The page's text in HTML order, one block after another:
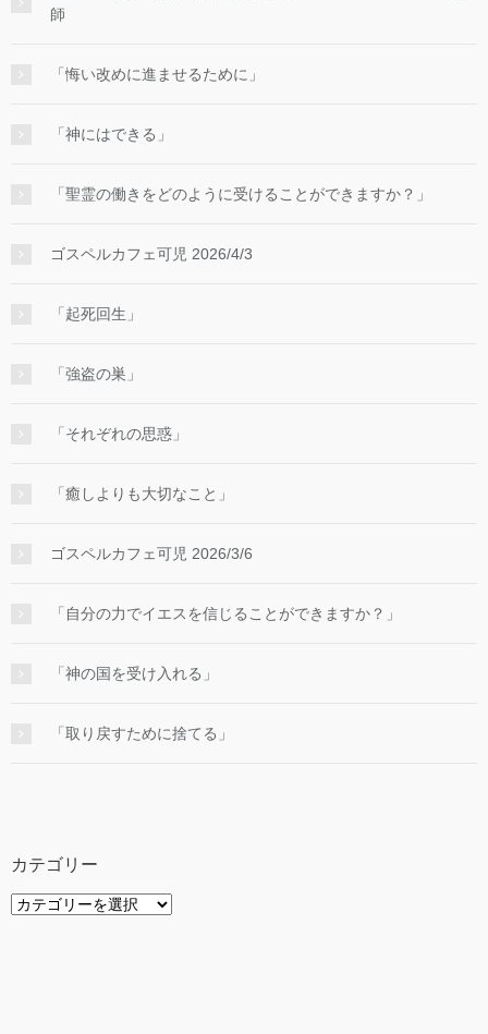
師
「悔い改めに進ませるために」
「神にはできる」
「聖霊の働きをどのように受けることができますか？」
ゴスペルカフェ可児 2026/4/3
「起死回生」
「強盗の巣」
「それぞれの思惑」
「癒しよりも大切なこと」
ゴスペルカフェ可児 2026/3/6
「自分の力でイエスを信じることができますか？」
「神の国を受け入れる」
「取り戻すために捨てる」
カテゴリー
カ